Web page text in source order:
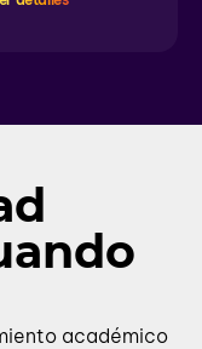
académico